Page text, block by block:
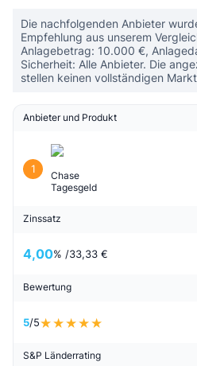
Die nachfolgenden Anbieter
Empfehlung aus unserem
Anlagebetrag: 10.000 €,
Sicherheit: Alle Anbieter. Die
stellen keinen vollständigen
Anbieter und Produkt
1
Chase
Tagesgeld
Zinssatz
4,00% /33,33 €
Bewertung
5/5
S&P Länderrating